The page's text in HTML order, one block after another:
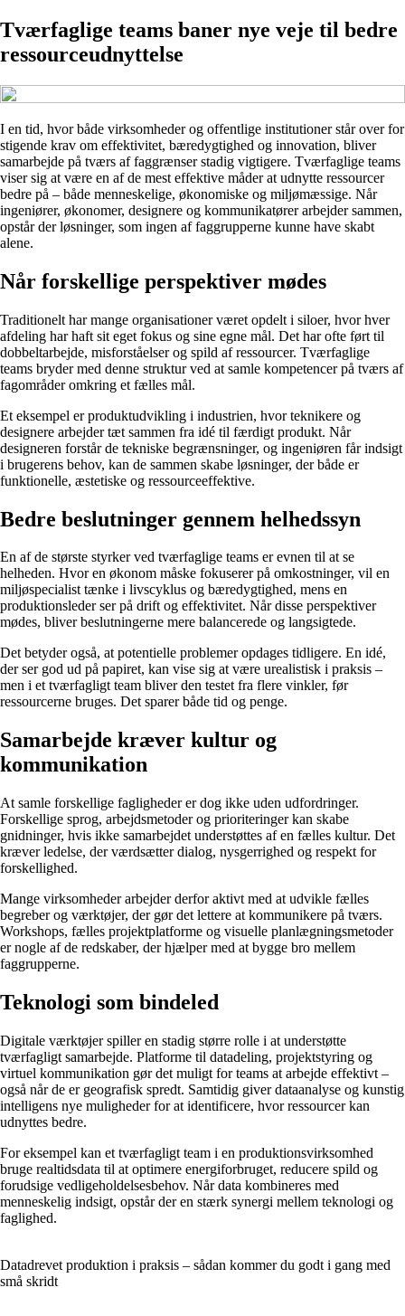
Tværfaglige teams baner nye veje til bedre
ressourceudnyttelse
I en tid, hvor både virksomheder og offentlige institutioner står over for
stigende krav om effektivitet, bæredygtighed og innovation, bliver
samarbejde på tværs af faggrænser stadig vigtigere. Tværfaglige teams
viser sig at være en af de mest effektive måder at udnytte ressourcer
bedre på – både menneskelige, økonomiske og miljømæssige. Når
ingeniører, økonomer, designere og kommunikatører arbejder sammen,
opstår der løsninger, som ingen af faggrupperne kunne have skabt
alene.
Når forskellige perspektiver mødes
Traditionelt har mange organisationer været opdelt i siloer, hvor hver
afdeling har haft sit eget fokus og sine egne mål. Det har ofte ført til
dobbeltarbejde, misforståelser og spild af ressourcer. Tværfaglige
teams bryder med denne struktur ved at samle kompetencer på tværs af
fagområder omkring et fælles mål.
Et eksempel er produktudvikling i industrien, hvor teknikere og
designere arbejder tæt sammen fra idé til færdigt produkt. Når
designeren forstår de tekniske begrænsninger, og ingeniøren får indsigt
i brugerens behov, kan de sammen skabe løsninger, der både er
funktionelle, æstetiske og ressourceeffektive.
Bedre beslutninger gennem helhedssyn
En af de største styrker ved tværfaglige teams er evnen til at se
helheden. Hvor en økonom måske fokuserer på omkostninger, vil en
miljøspecialist tænke i livscyklus og bæredygtighed, mens en
produktionsleder ser på drift og effektivitet. Når disse perspektiver
mødes, bliver beslutningerne mere balancerede og langsigtede.
Det betyder også, at potentielle problemer opdages tidligere. En idé,
der ser god ud på papiret, kan vise sig at være urealistisk i praksis –
men i et tværfagligt team bliver den testet fra flere vinkler, før
ressourcerne bruges. Det sparer både tid og penge.
Samarbejde kræver kultur og
kommunikation
At samle forskellige fagligheder er dog ikke uden udfordringer.
Forskellige sprog, arbejdsmetoder og prioriteringer kan skabe
gnidninger, hvis ikke samarbejdet understøttes af en fælles kultur. Det
kræver ledelse, der værdsætter dialog, nysgerrighed og respekt for
forskellighed.
Mange virksomheder arbejder derfor aktivt med at udvikle fælles
begreber og værktøjer, der gør det lettere at kommunikere på tværs.
Workshops, fælles projektplatforme og visuelle planlægningsmetoder
er nogle af de redskaber, der hjælper med at bygge bro mellem
faggrupperne.
Teknologi som bindeled
Digitale værktøjer spiller en stadig større rolle i at understøtte
tværfagligt samarbejde. Platforme til datadeling, projektstyring og
virtuel kommunikation gør det muligt for teams at arbejde effektivt –
også når de er geografisk spredt. Samtidig giver dataanalyse og kunstig
intelligens nye muligheder for at identificere, hvor ressourcer kan
udnyttes bedre.
For eksempel kan et tværfagligt team i en produktionsvirksomhed
bruge realtidsdata til at optimere energiforbruget, reducere spild og
forudsige vedligeholdelsesbehov. Når data kombineres med
menneskelig indsigt, opstår der en stærk synergi mellem teknologi og
faglighed.
Datadrevet produktion i praksis – sådan kommer du godt i gang med
små skridt